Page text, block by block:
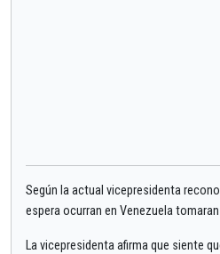
Según la actual vicepresidenta
espera ocurran en Venezuela
La vicepresidenta afirma que siente